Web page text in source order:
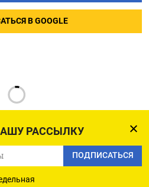
РАССЫЛКУ
ПОДПИСАТЬСЯ
В GOOGLE